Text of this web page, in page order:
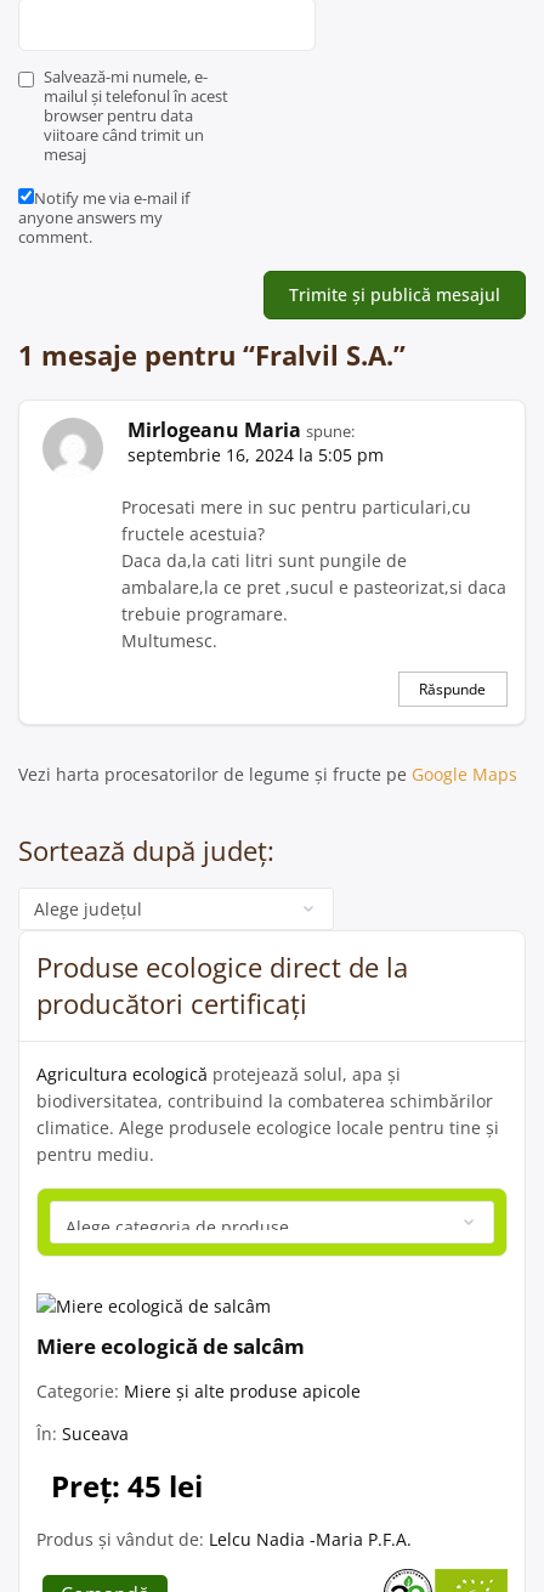
Salvează-mi numele, e-
mailul și telefonul în acest
browser pentru data
viitoare când trimit un
mesaj
Notify me via e-mail if
anyone answers my
comment.
1 mesaje pentru “Fralvil S.A.”
Mirlogeanu Maria spune:
septembrie 16, 2024 la 5:05 pm
Procesati mere in suc pentru particulari,cu
fructele acestuia?
Daca da,la cati litri sunt pungile de
ambalare,la ce pret ,sucul e pasteorizat,si daca
trebuie programare.
Multumesc.
Răspunde
Vezi harta procesatorilor de legume și fructe pe Google Maps
Sortează după județ:
Categorie
Produse ecologice direct de la
producători certificați
Agricultura ecologică protejează solul, apa și
biodiversitatea, contribuind la combaterea schimbărilor
climatice. Alege produsele ecologice locale pentru tine și
pentru mediu.
Miere ecologică de salcâm
Categorie: Miere și alte produse apicole
În: Suceava
Preț: 45 lei
Produs și vândut de: Lelcu Nadia -Maria P.F.A.